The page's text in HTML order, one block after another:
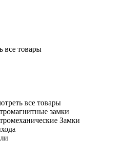
все товары
все товары
замки
Замки